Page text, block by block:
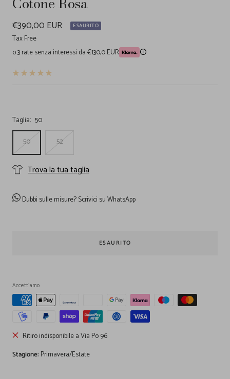
Prezzo
di
vendita
€390,00 EUR ESAURITO
Tax Free
o 3 rate senza interessi da €130,0 EUR
🛈
Taglia: 50
50
52
Trova la tua taglia
Dubbi sulle misure?Scrivici su WhatsApp
ESAURITO
Accettiamo
Ritiro indisponibile a Via Po 96
Stagione: Primavera/Estate